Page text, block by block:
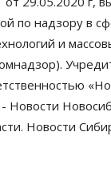
по надзору в
и
Новости
Новости